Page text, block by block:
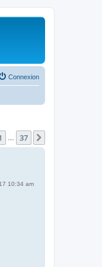
Connexion
37
10:34 am